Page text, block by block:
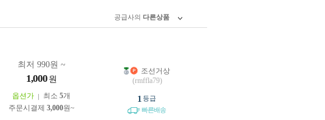
공급사의 다른상품
최저 990원 ~
1,000 원
옵션가 최소 5개
주문시결제 3,000원~
조선거상
(rmffla79)
1 등급
빠른배송